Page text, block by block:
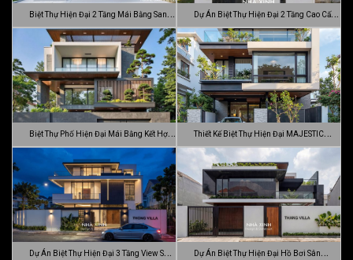
Biệt Thự Hiện Đại 2 Tầng Mái Bằng Sang Dự Án Biệt Thự Hiện Đại 2 Tầng Cao Cấp
Đ…
Biệt Thự Phố Hiện Đại Mái Bằng Kết Hợp Thiết Kế Biệt Thự Hiện Đại MAJESTIC
MODE…
Dự Án Biệt Thự Hiện Đại 3 Tầng View Sân Dự Án Biệt Thự Hiện Đại Hồ Bơi Sân